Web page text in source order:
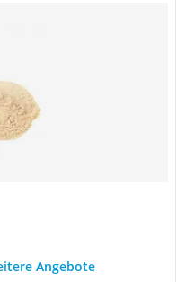
Angebote